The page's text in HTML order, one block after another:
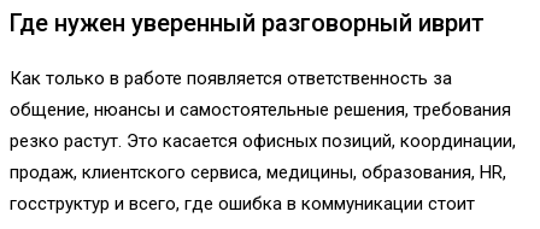
Где нужен уверенный разговорный иврит
Как только в работе появляется ответственность за
общение, нюансы и самостоятельные решения, требования
резко растут. Это касается офисных позиций, координации,
продаж, клиентского сервиса, медицины, образования, HR,
госструктур и всего, где ошибка в коммуникации стоит